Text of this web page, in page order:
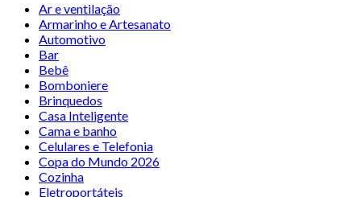
Ar e ventilação
Armarinho e Artesanato
Automotivo
Bar
Bebê
Bomboniere
Brinquedos
Casa Inteligente
Cama e banho
Celulares e Telefonia
Copa do Mundo 2026
Cozinha
Eletroportáteis